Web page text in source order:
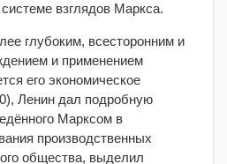
взглядов Маркса.
глубоким, всесторонним и
и применением
его экономическое
Ленин дал подробную
Марксом в
производственных
общества, выделил